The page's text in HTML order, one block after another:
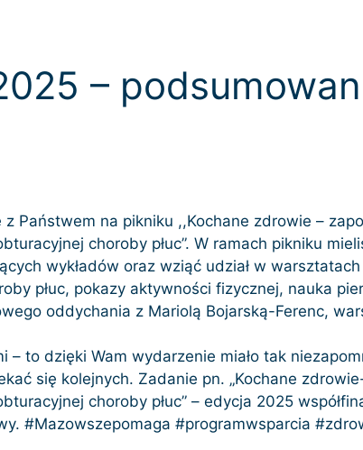
–
Państwem na pikniku ,,Kochane zdrowie –
choroby płuc”. W ramach pikniku
wykładów oraz wziąć udział w
płuc, pokazy aktywności fizycznej, nauka
oddychania z Mariolą Bojarską-Ferenc,
to dzięki Wam wydarzenie miało tak
się kolejnych. Zadanie pn. „Kochane
choroby płuc” – edycja 2025
#Mazowszepomaga #programwsparcia